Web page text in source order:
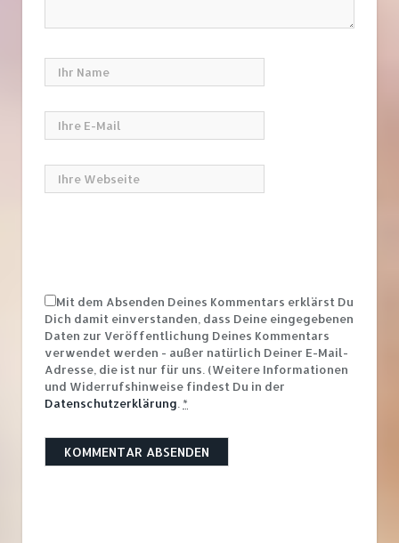
Mit dem Absenden Deines Kommentars erklärst Du
Dich damit einverstanden, dass Deine eingegebenen
Daten zur Veröffentlichung Deines Kommentars
verwendet werden - außer natürlich Deiner E-Mail-
Adresse, die ist nur für uns. (Weitere Informationen
und Widerrufshinweise findest Du in der
Datenschutzerklärung *